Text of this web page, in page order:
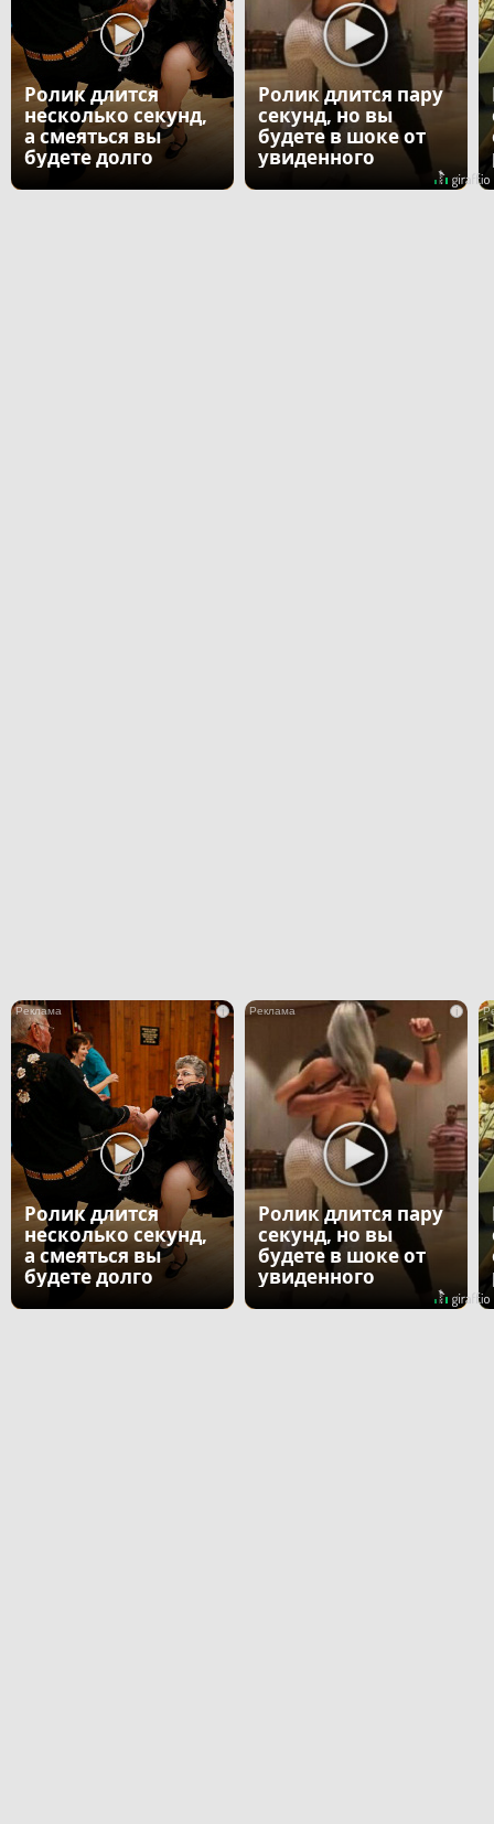
Ролик длится
несколько секунд,
а смеяться вы
будете долго
Ролик длится пару
секунд, но вы
будете в шоке от
увиденного
i
Ролик длится
несколько секунд,
а смеяться вы
будете долго
i
Ролик длится пару
секунд, но вы
будете в шоке от
увиденного